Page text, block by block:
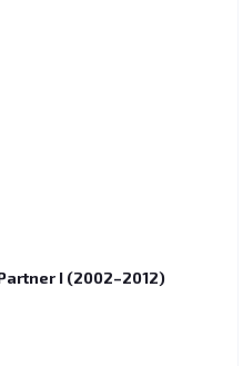
I (2002–2012)